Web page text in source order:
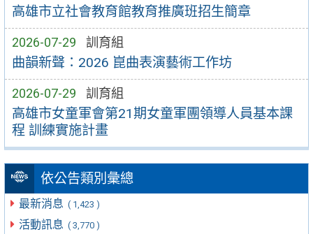
高雄市立社會教育館教育推廣班招生簡章
2026-07-29 訓育組
曲韻新聲：2026 崑曲表演藝術工作坊
2026-07-29 訓育組
高雄市女童軍會第21期女童軍團領導人員基本課
程 訓練實施計畫
依公告類別彙總
最新消息 ( 1,423 )
活動訊息 ( 3,770 )